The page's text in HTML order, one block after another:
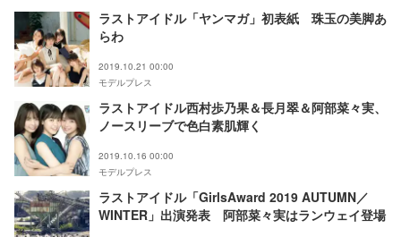
ラストアイドル「ヤンマガ」初表紙 珠玉の美脚あ
らわ
2019.10.21 00:00
モデルプレス
ラストアイドル西村歩乃果＆長月翠＆阿部菜々実、
ノースリーブで色白素肌輝く
2019.10.16 00:00
モデルプレス
ラストアイドル「GirlsAward 2019 AUTUMN／
WINTER」出演発表 阿部菜々実はランウェイ登場